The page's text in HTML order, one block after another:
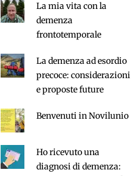
La mia vita con la
demenza
frontotemporale
La demenza ad esordio
precoce: considerazioni
e proposte future
Benvenuti in Novilunio
Ho ricevuto una
diagnosi di demenza: